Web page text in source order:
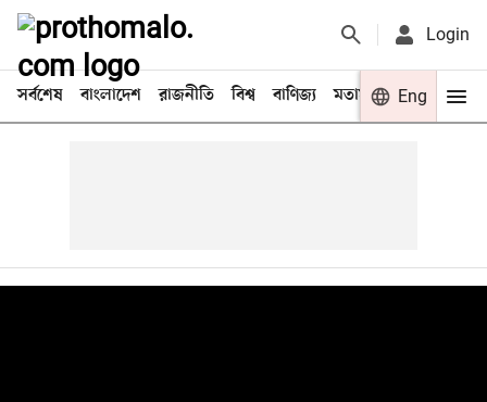
Login
সর্বশেষ বাংলাদেশ রাজনীতি বিশ্ব বাণিজ্য মতামত খেলা
Eng